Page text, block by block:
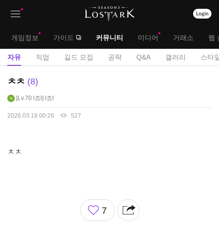
대
메
게임정보 가이드 커뮤니티 미디어 거래소 웹
서
자유 직업 길드 모집 공략 Q&A 갤러리 스타
자
게
ㅊㅊ 8
Lv.70 l죠l l죠l
2026.03.18 00:26 527
ㅊㅊ
좋
아
7